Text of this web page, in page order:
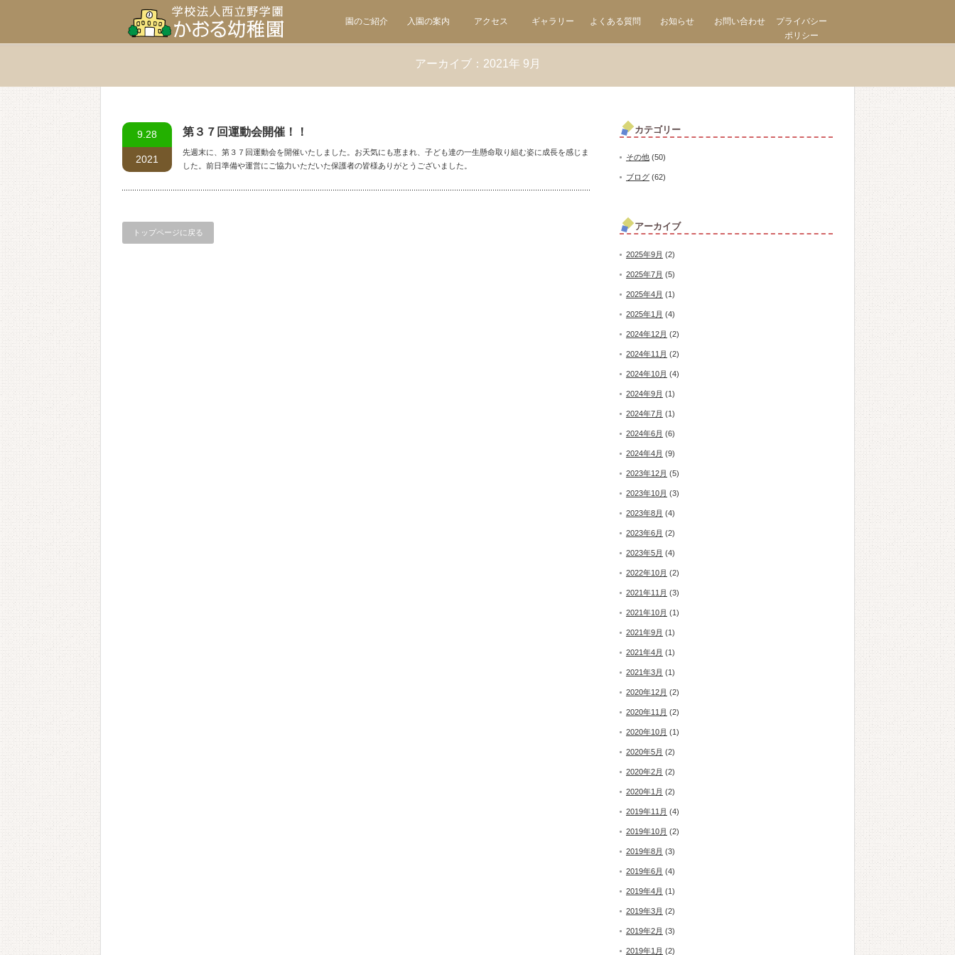
園のご紹介 入園の案内 アクセス ギャラリー よくある質問 お知らせ お問い合わせ
プライバシー
ポリシー
アーカイブ：2021年 9月
9.28
2021
第３７回運動会開催！！
先週末に、第３７回運動会を開催いたしました。お天気にも恵まれ、子ども達の一生懸命取り組む姿に成長を感じま
した。前日準備や運営にご協力いただいた保護者の皆様ありがとうございました。
トップページに戻る
カテゴリー
その他 (50)
ブログ (62)
アーカイブ
2025年9月 (2)
2025年7月 (5)
2025年4月 (1)
2025年1月 (4)
2024年12月 (2)
2024年11月 (2)
2024年10月 (4)
2024年9月 (1)
2024年7月 (1)
2024年6月 (6)
2024年4月 (9)
2023年12月 (5)
2023年10月 (3)
2023年8月 (4)
2023年6月 (2)
2023年5月 (4)
2022年10月 (2)
2021年11月 (3)
2021年10月 (1)
2021年9月 (1)
2021年4月 (1)
2021年3月 (1)
2020年12月 (2)
2020年11月 (2)
2020年10月 (1)
2020年5月 (2)
2020年2月 (2)
2020年1月 (2)
2019年11月 (4)
2019年10月 (2)
2019年8月 (3)
2019年6月 (4)
2019年4月 (1)
2019年3月 (2)
2019年2月 (3)
2019年1月 (2)